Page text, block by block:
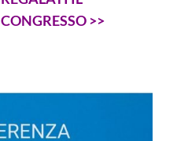
CONGRESSO >>